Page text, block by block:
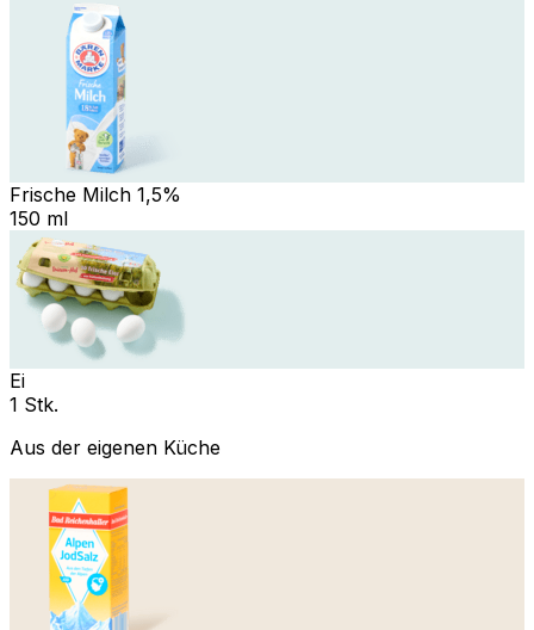
Frische Milch 1,5%
150 ml
Ei
1 Stk.
Aus der eigenen Küche